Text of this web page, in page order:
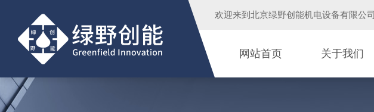
欢迎来到 北京绿野创能机电设备有限公司
网站首页 关于我们